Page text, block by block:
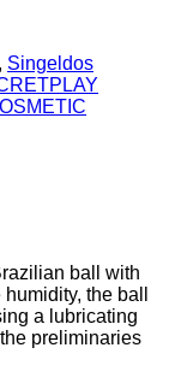
, Singeldos
ball with
the ball
a lubricating
preliminaries